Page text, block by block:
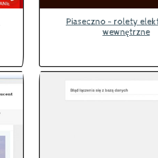
Piaseczno - rolety
wewnętrzne